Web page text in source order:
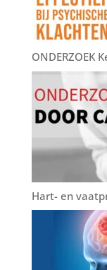
ONDERZOEK
Hart- en